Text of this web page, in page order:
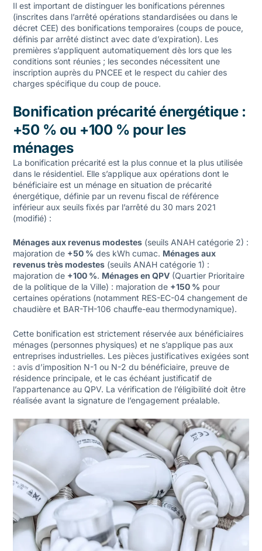
Il est important de distinguer les bonifications pérennes
(inscrites dans l’arrêté opérations standardisées ou dans le
décret CEE) des bonifications temporaires (coups de pouce,
définis par arrêté distinct avec date d’expiration). Les
premières s’appliquent automatiquement dès lors que les
conditions sont réunies ; les secondes nécessitent une
inscription auprès du PNCEE et le respect du cahier des
charges spécifique du coup de pouce.
Bonification précarité énergétique :
+50 % ou +100 % pour les
ménages
La bonification précarité est la plus connue et la plus utilisée
dans le résidentiel. Elle s’applique aux opérations dont le
bénéficiaire est un ménage en situation de précarité
énergétique, définie par un revenu fiscal de référence
inférieur aux seuils fixés par l’arrêté du 30 mars 2021
(modifié) :
Ménages aux revenus modestes(seuils ANAH catégorie 2) :
majoration de +50 % des kWh cumac. Ménages aux
revenus très modestes(seuils ANAH catégorie 1) :
majoration de +100 %. Ménages en QPV(Quartier Prioritaire
de la politique de la Ville) : majoration de +150 % pour
certaines opérations (notamment RES-EC-04 changement de
chaudière et BAR-TH-106 chauffe-eau thermodynamique).
Cette bonification est strictement réservée aux bénéficiaires
ménages (personnes physiques) et ne s’applique pas aux
entreprises industrielles. Les pièces justificatives exigées sont
: avis d’imposition N-1 ou N-2 du bénéficiaire, preuve de
résidence principale, et le cas échéant justificatif de
l’appartenance au QPV. La vérification de l’éligibilité doit être
réalisée avant la signature de l’engagement préalable.